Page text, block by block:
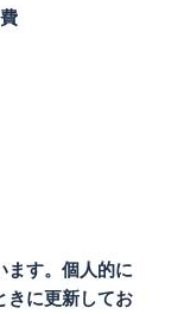
ます。個人的に
きに更新してお